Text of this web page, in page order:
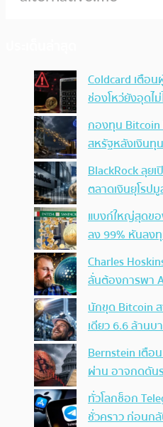
Coldcard เตือ
ช่องโหว่ยังอุดไม่
กองทุน Bitcoin
สหรัฐหลังเงินทุ
BlackRock ลุย
ตลาดเงินยุโรป
แบงก์ใหญ่สุดข
ลง 99% หันลง
Charles
ลั่นต้องการพา
นักขุด Bitcoin
เดียว 6.6 ล้าน
Bernstein เตือ
ผ่าน อาจกดดัน
ทั่วโลกช็อก
ชั่วคราว ก่อนก